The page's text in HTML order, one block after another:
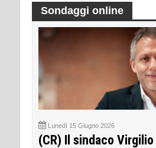
Sondaggi online
Lunedì 15 Giugno 2026
(CR) Il sindaco